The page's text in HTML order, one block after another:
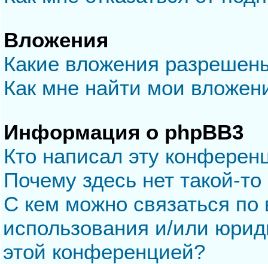
Вложения
Какие вложения
Как мне найти мои
Информация о phpBB3
Кто написал эту
Почему здесь нет такой-
С кем можно связаться по
использования и/или
этой конференцией?